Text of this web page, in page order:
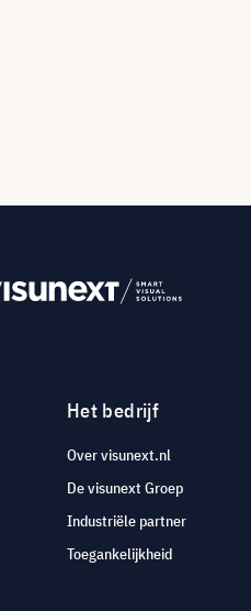
Het bedrijf
Over visunext.nl
De visunext Groep
Industriële partner
Toegankelijkheid